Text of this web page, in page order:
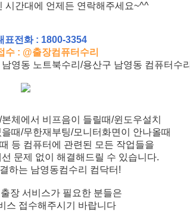
시간대에 언제든 연락해주세요~^^
표전화 : 1800-3354
수 : @출장컴퓨터수리
영동 노트북수리/용산구 남영동 컴퓨터수리
체에서 비프음이 들릴때/윈도우설치
때/무한재부팅/모니터화면이 안나올때
등 컴퓨터에 관련된 모든 작업들을
문제 없이 해결해드릴 수 있습니다.
하는 남영동컴수리 컴닥터!
장 서비스가 필요한 분들은
스 접수해주시기 바랍니다